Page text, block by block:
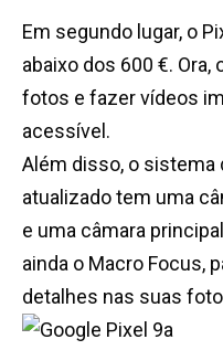
Em segundo lugar, o
abaixo dos 600 €.
fotos e fazer vídeos
acessível.
Além disso, o sistema
atualizado tem uma
e uma câmara
ainda o Macro Focus,
detalhes nas suas